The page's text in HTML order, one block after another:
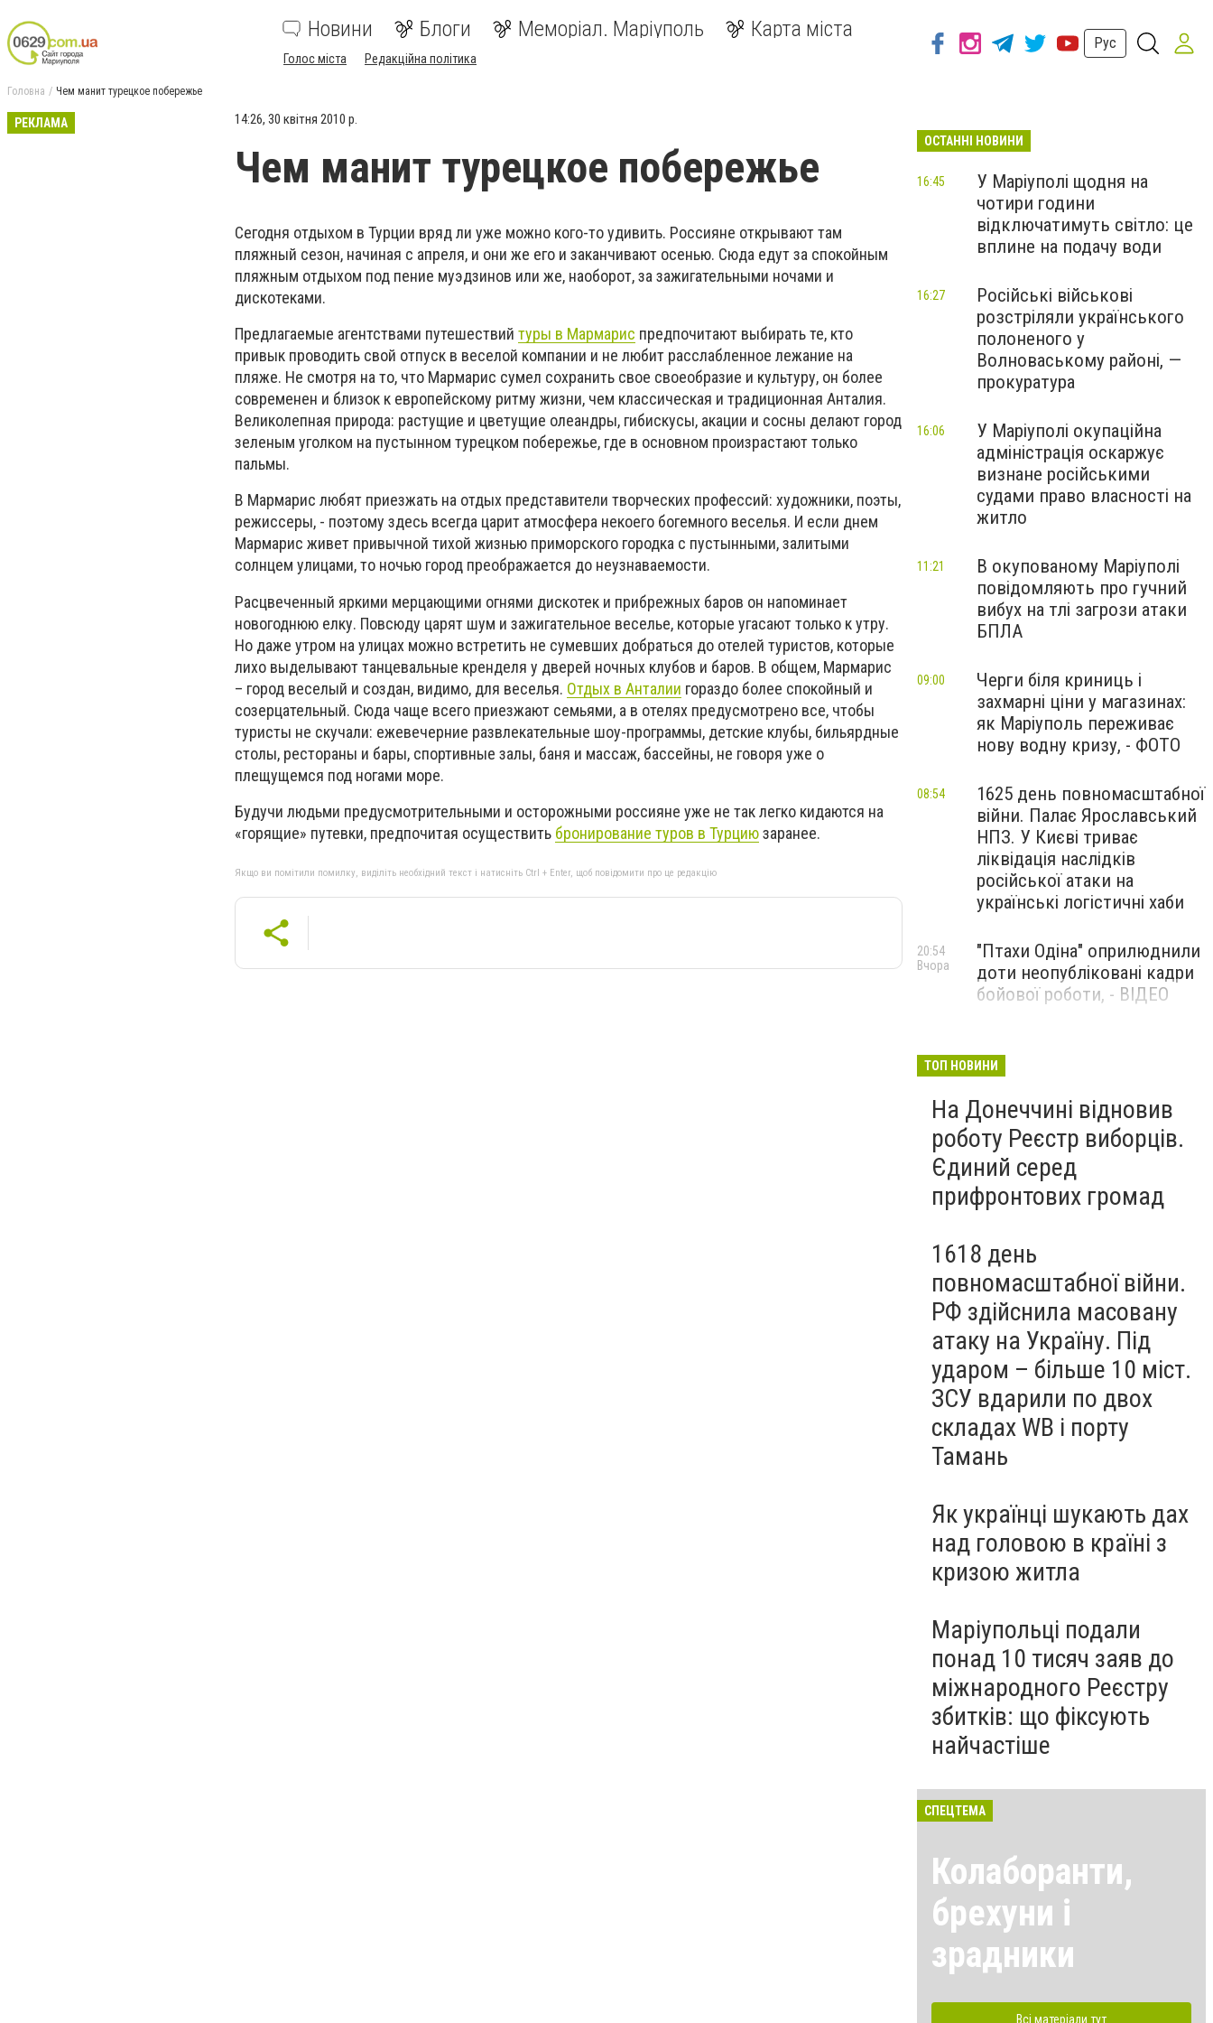
Новини Блоги Меморіал. Маріуполь Карта міста
Голос міста Редакційна політика
Рус
Головна Чем манит турецкое побережье
РЕКЛАМА 14:26, 30 квітня 2010 р.
Чем манит турецкое побережье
Сегодня отдыхом в Турции вряд ли уже можно кого-то удивить. Россияне открывают там
пляжный сезон, начиная с апреля, и они же его и заканчивают осенью. Сюда едут за спокойным
пляжным отдыхом под пение муэдзинов или же, наоборот, за зажигательными ночами и
дискотеками.
Предлагаемые агентствами путешествий туры в Мармарис предпочитают выбирать те, кто
привык проводить свой отпуск в веселой компании и не любит расслабленное лежание на
пляже. Не смотря на то, что Мармарис сумел сохранить свое своеобразие и культуру, он более
современен и близок к европейскому ритму жизни, чем классическая и традиционная Анталия.
Великолепная природа: растущие и цветущие олеандры, гибискусы, акации и сосны делают город
зеленым уголком на пустынном турецком побережье, где в основном произрастают только
пальмы.
В Мармарис любят приезжать на отдых представители творческих профессий: художники, поэты,
режиссеры, - поэтому здесь всегда царит атмосфера некоего богемного веселья. И если днем
Мармарис живет привычной тихой жизнью приморского городка с пустынными, залитыми
солнцем улицами, то ночью город преображается до неузнаваемости.
Расцвеченный яркими мерцающими огнями дискотек и прибрежных баров он напоминает
новогоднюю елку. Повсюду царят шум и зажигательное веселье, которые угасают только к утру.
Но даже утром на улицах можно встретить не сумевших добраться до отелей туристов, которые
лихо выделывают танцевальные кренделя у дверей ночных клубов и баров. В общем, Мармарис
– город веселый и создан, видимо, для веселья. Отдых в Анталии гораздо более спокойный и
созерцательный. Сюда чаще всего приезжают семьями, а в отелях предусмотрено все, чтобы
туристы не скучали: ежевечерние развлекательные шоу-программы, детские клубы, бильярдные
столы, рестораны и бары, спортивные залы, баня и массаж, бассейны, не говоря уже о
плещущемся под ногами море.
Будучи людьми предусмотрительными и осторожными россияне уже не так легко кидаются на
«горящие» путевки, предпочитая осуществить бронирование туров в Турциюзаранее.
Якщо ви помітили помилку, виділіть необхідний текст і натисніть Ctrl + Enter, щоб повідомити про це редакцію
ОСТАННІ НОВИНИ
У Маріуполі щодня на
чотири години
відключатимуть світло: це
вплине на подачу води
16:45
Російські військові
розстріляли українського
полоненого у
Волноваському районі, —
прокуратура
16:27
У Маріуполі окупаційна
адміністрація оскаржує
визнане російськими
судами право власності на
житло
16:06
В окупованому Маріуполі
повідомляють про гучний
вибух на тлі загрози атаки
БПЛА
11:21
Черги біля криниць і
захмарні ціни у магазинах:
як Маріуполь переживає
нову водну кризу, - ФОТО
09:00
1625 день повномасштабної
війни. Палає Ярославський
НПЗ. У Києві триває
ліквідація наслідків
російської атаки на
українські логістичні хаби
08:54
"Птахи Одіна" оприлюднили
доти неопубліковані кадри
бойової роботи, - ВІДЕО
20:54
Вчора
Бєдняков зіграє тата
новому українському
фільмі, - ФОТО
Вчора
ТОП НОВИНИ
На Донеччині відновив
роботу Реєстр виборців.
Єдиний серед
прифронтових громад
1618 день
повномасштабної війни.
РФ здійснила масовану
атаку на Україну. Під
ударом – більше 10 міст.
ЗСУ вдарили по двох
складах WB і порту
Тамань
Як українці шукають дах
над головою в країні з
кризою житла
Маріупольці подали
понад 10 тисяч заяв до
міжнародного Реєстру
збитків: що фіксують
найчастіше
СПЕЦТЕМА
Колаборанти,
брехуни і
зрадники
Всі матеріали тут